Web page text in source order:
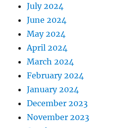
July 2024
June 2024
May 2024
April 2024
March 2024
February 2024
January 2024
December 2023
November 2023